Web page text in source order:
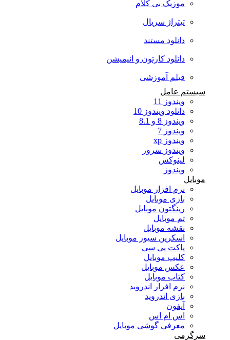
موزیک بی کلام
تیتراژ سریال
دانلود مستند
دانلود کارتون و انیمیشن
فیلم آموزشی
سیستم عامل
ویندوز 11
دانلود ویندوز 10
ویندوز 8 و 8.1
ویندوز 7
ویندوز xp
ویندوز سرور
لینوکس
ویندوز
موبایل
نرم افزار موبایل
بازی موبایل
رینگتون موبایل
تم موبایل
نقشه موبایل
اسکرین سیور موبایل
پاکت پی سی
کلیپ موبایل
عکس موبایل
کتاب موبایل
نرم افزار اندروید
بازی اندروید
آیفون
اس ام اس
معرفی گوشی موبایل
سرگرمی